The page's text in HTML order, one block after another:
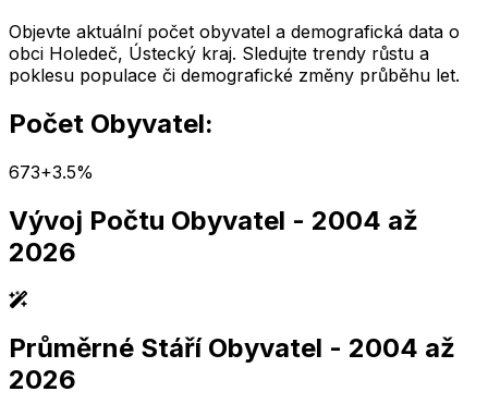
Objevte aktuální počet obyvatel a demografická data o
obci Holedeč, Ústecký kraj. Sledujte trendy růstu a
poklesu populace či demografické změny průběhu let.
Počet Obyvatel:
673+3.5%
Vývoj Počtu Obyvatel - 2004 až
2026
2,005 2,010 2,015 2,020 2,025
2,005 2,010 2,015 2,020 2,025
Průměrné Stáří Obyvatel - 2004 až
2026